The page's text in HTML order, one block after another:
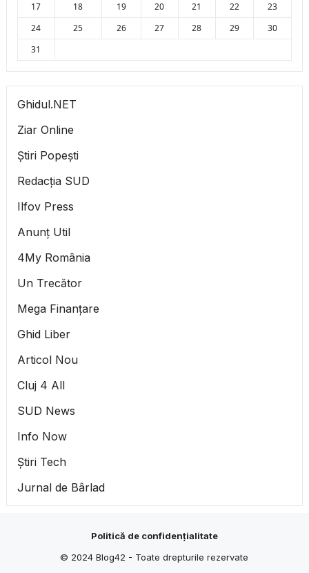
17
18 19 20 21 22
23
24
25 26 27 28 29
30
31
Ghidul.NET
Ziar Online
Știri Popești
Redacția SUD
Ilfov Press
Anunț Util
4My România
Un Trecător
Mega Finanțare
Ghid Liber
Articol Nou
Cluj 4 All
SUD News
Info Now
Știri Tech
Jurnal de Bârlad
Politică de confidențialitate
© 2024Blog42 - Toate drepturile rezervate